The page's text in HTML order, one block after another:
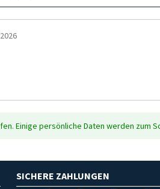
Einige persönliche Daten werden zum
SICHERE ZAHLUNGEN